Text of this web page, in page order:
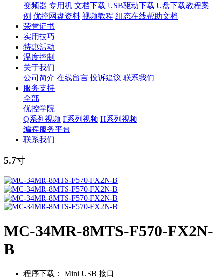
变频器 专用机 文档下载 USB驱动下载 U盘下载教程案
例 优控网盘资料 视频教程 组态在线帮助文档
荣誉证书
实用技巧
特惠活动
温度控制
关于我们
公司简介 在线留言 投诉建议 联系我们
服务支持
全部
优控学院
Q系列视频 F系列视频 H系列视频
编程服务平台
联系我们
5.7寸
MC-34MR-8MTS-F570-FX2N-
B
程序下载：
Mini USB 接口